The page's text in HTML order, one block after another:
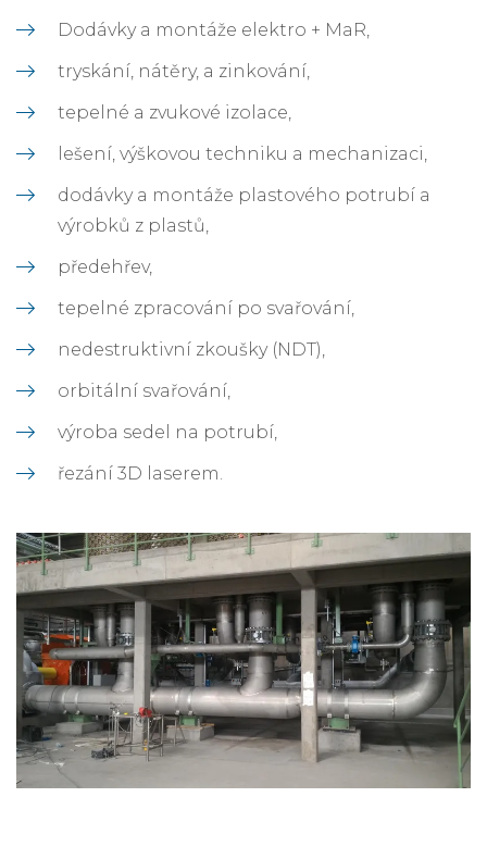
Dodávky a montáže elektro + MaR,
tryskání, nátěry, a zinkování,
tepelné a zvukové izolace,
lešení, výškovou techniku a mechanizaci,
dodávky a montáže plastového potrubí a
výrobků z plastů,
předehřev,
tepelné zpracování po svařování,
nedestruktivní zkoušky (NDT),
orbitální svařování,
výroba sedel na potrubí,
řezání 3D laserem.